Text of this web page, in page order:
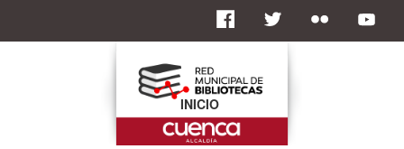
INICIO